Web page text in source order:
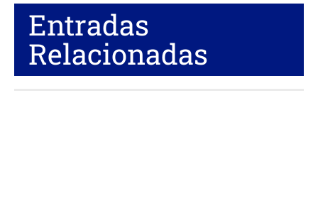
Entradas
Relacionadas